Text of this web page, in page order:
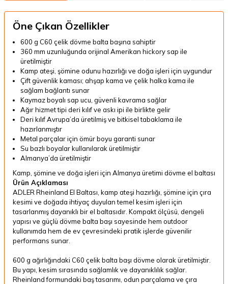
Öne Çıkan Özellikler
600 g C60 çelik dövme balta başına sahiptir
360 mm uzunluğunda orijinal Amerikan hickory sap ile
üretilmiştir
Kamp ateşi, şömine odunu hazırlığı ve doğa işleri için uygundur
Çift güvenlik kaması; ahşap kama ve çelik halka kama ile
sağlam bağlantı sunar
Kaymaz boyalı sap ucu, güvenli kavrama sağlar
Ağır hizmet tipi deri kılıf ve askı ipi ile birlikte gelir
Deri kılıf Avrupa’da üretilmiş ve bitkisel tabaklama ile
hazırlanmıştır
Metal parçalar için ömür boyu garanti sunar
Su bazlı boyalar kullanılarak üretilmiştir
Almanya’da üretilmiştir
Kamp, şömine ve doğa işleri için Almanya üretimi dövme el baltası
Ürün Açıklaması
ADLER Rheinland El Baltası, kamp ateşi hazırlığı, şömine için çıra
kesimi ve doğada ihtiyaç duyulan temel kesim işleri için
tasarlanmış dayanıklı bir el baltasıdır. Kompakt ölçüsü, dengeli
yapısı ve güçlü dövme balta başı sayesinde hem outdoor
kullanımda hem de ev çevresindeki pratik işlerde güvenilir
performans sunar.
600 g ağırlığındaki C60 çelik balta başı dövme olarak üretilmiştir.
Bu yapı, kesim sırasında sağlamlık ve dayanıklılık sağlar.
Rheinland formundaki baş tasarımı, odun parçalama ve çıra